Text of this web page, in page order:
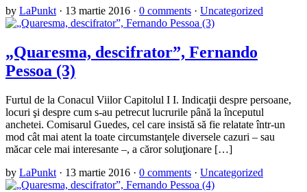
by LaPunkt · 13 martie 2016 · 0 comments · Uncategorized
„Quaresma, descifrator”, Fernando
Pessoa (3)
Furtul de la Conacul Viilor Capitolul I I. Indicaţii despre persoane,
locuri şi despre cum s-au petrecut lucrurile până la începutul
anchetei. Comisarul Guedes, cel care insistă să fie relatate într-un
mod cât mai atent la toate circumstanţele diversele cazuri – sau
măcar cele mai interesante –, a căror soluţionare […]
by LaPunkt · 13 martie 2016 · 0 comments · Uncategorized